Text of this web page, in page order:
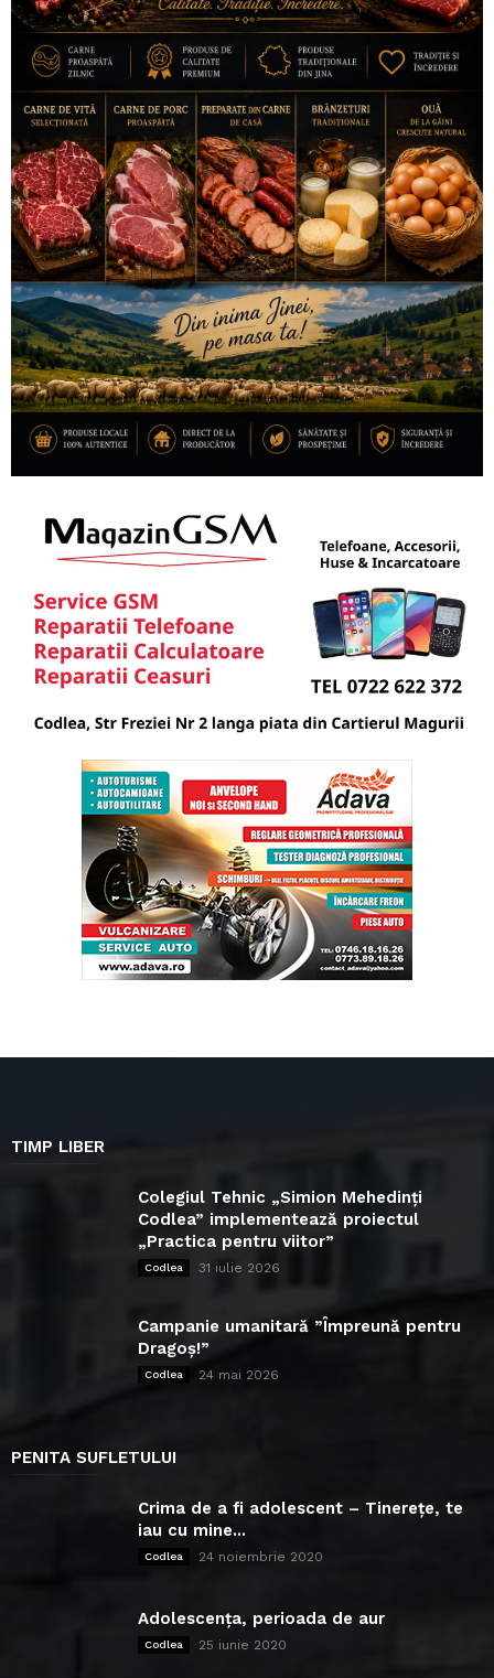
TIMP LIBER
Colegiul Tehnic „Simion Mehedinți
Codlea” implementează proiectul
„Practica pentru viitor”
Codlea 31 iulie 2026
Campanie umanitară ”Împreună pentru
Dragoș!”
Codlea 24 mai 2026
PENITA SUFLETULUI
Crima de a fi adolescent – Tinerețe, te
iau cu mine...
Codlea 24 noiembrie 2020
Adolescența, perioada de aur
Codlea 25 iunie 2020